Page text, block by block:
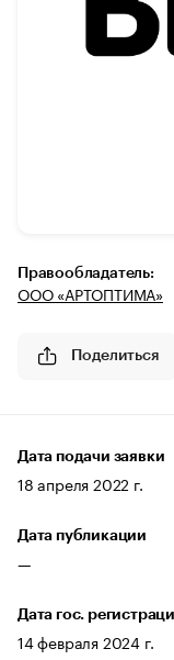
Правообладатель:
ООО «АРТОПТИМА»
Поделиться
Дата подачи заявки
18 апреля 2022 г.
Дата публикации
—
Дата гос.
14 февраля 2024 г.